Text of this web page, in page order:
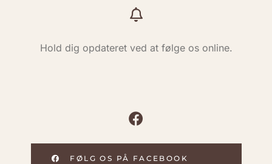
Hold dig opdateret ved at følge os online.
FØLG OS PÅ FACEBOOK